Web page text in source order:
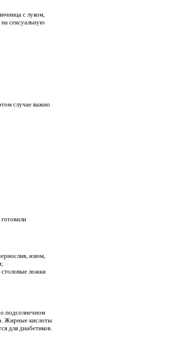
с луком,
на сексуальную
случае важно
изюм,
столовые ложки
о подсолнечном
Жирные кислоты
для диабетиков.